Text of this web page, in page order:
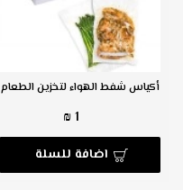
أكياس شفط الهواء لتخزين الطعام
1 ₪
اضافة للسلة